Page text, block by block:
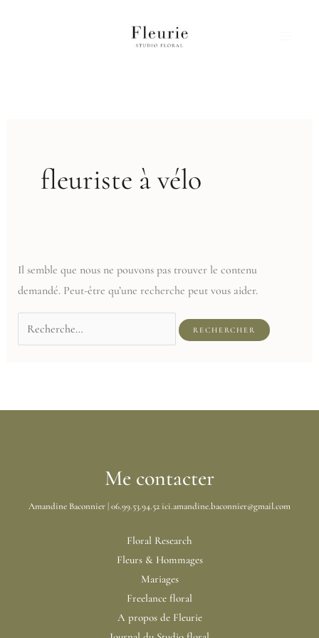
fleuriste à vélo
Il semble que nous ne pouvons pas trouver le contenu
demandé. Peut-être qu’une recherche peut vous aider.
Me contacter
Amandine Baconnier | 06.99.53.94.52 ici.amandine.baconnier@gmail.com
Floral Research
Fleurs & Hommages
Mariages
Freelance floral
A propos de Fleurie